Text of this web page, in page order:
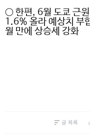
○ 한편, 6월 도쿄 근
1.6% 올라 예상치 부
월 만에 상승세 강화
글 목록